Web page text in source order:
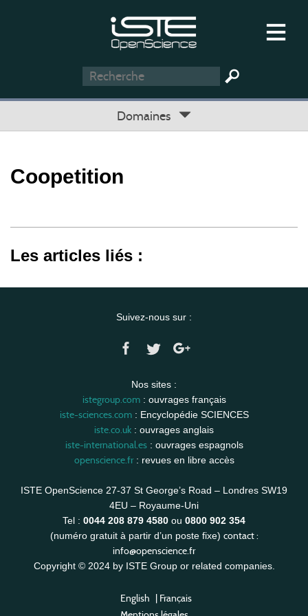
Domaines
Coopetition
Les articles liés :
Suivez-nous sur :
Nos sites :
istegroup.com: ouvrages français
iste-sciences.com: Encyclopédie SCIENCES
iste.co.uk : ouvrages anglais
iste-international.es: ouvrages espagnols
openscience.fr: revues en libre accès
ISTE OpenScience 27-37 St George’s Road – Londres SW19
4EU – Royaume-Uni
Tel : 0044 208 879 4580 ou 0800 902 354
(numéro gratuit à partir d’un poste fixe) contact :
info@openscience.fr
Copyright © 2024 by ISTE Group or related companies.
English | Français